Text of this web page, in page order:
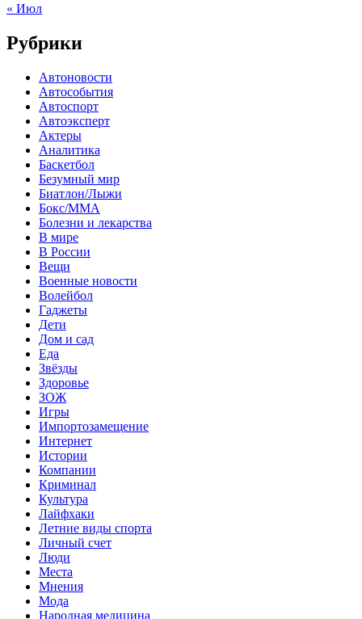
« Июл
Рубрики
Автоновости
Автособытия
Автоспорт
Автоэксперт
Актеры
Аналитика
Баскетбол
Безумный мир
Биатлон/Лыжи
Бокс/MMA
Болезни и лекарства
В мире
В России
Вещи
Военные новости
Волейбол
Гаджеты
Дети
Дом и сад
Еда
Звёзды
Здоровье
ЗОЖ
Игры
Импортозамещение
Интернет
Истории
Компании
Криминал
Культура
Лайфхаки
Летние виды спорта
Личный счет
Люди
Места
Мнения
Мода
Народная медицина